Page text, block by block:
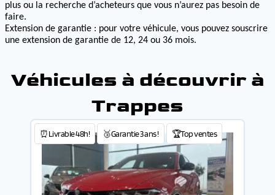
plus ou la recherche d’acheteurs que vous n’aurez pas besoin de
faire.
Extension de garantie : pour votre véhicule, vous pouvez souscrire
une extension de garantie de 12, 24 ou 36 mois.
Véhicules à découvrir à
Trappes
⏰Livrable 48h! 🥉Garantie 3 ans ! 🏆Top ventes